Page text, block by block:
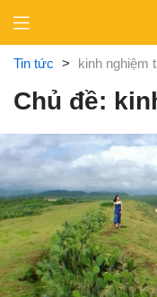
content
Tin tức > kinh nghiệm
Chủ đề: